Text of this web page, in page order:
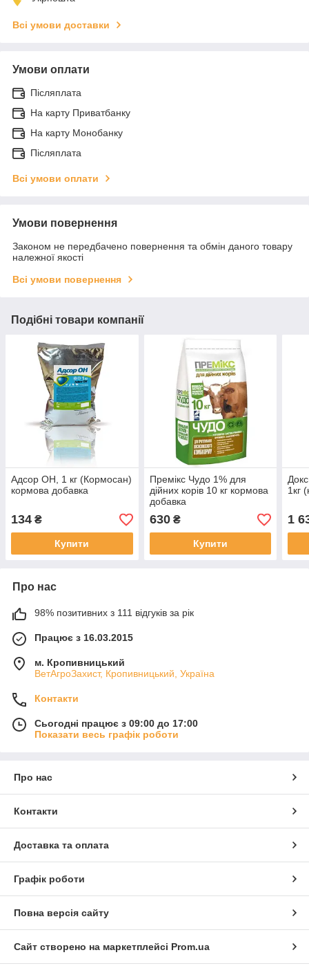
Всі умови доставки
Умови оплати
Післяплата
На карту Приватбанку
На карту Монобанку
Післяплата
Всі умови оплати
Умови повернення
Законом не передбачено повернення та обмін даного товару
належної якості
Всі умови повернення
Подібні товари компанії
Адсор ОН, 1 кг (Кормосан)
кормова добавка
134 ₴
Купити
Премікс Чудо 1% для
дійних корів 10 кг кормова
добавка
630₴
Купити
1кг
1
Про нас
98% позитивних з 111 відгуків за рік
Працює з 16.03.2015
м. Кропивницький
ВетАгроЗахист, Кропивницький, Україна
Контакти
Сьогодні працює з 09:00 до 17:00
Показати весь графік роботи
Про нас
Контакти
Доставка та оплата
Графік роботи
Повна версія сайту
Сайт створено на маркетплейсі Prom.ua